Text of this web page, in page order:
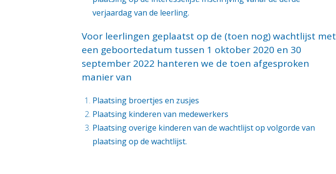
verjaardag van de leerling.
Voor leerlingen geplaatst op de (toen nog) wachtlijst met
een geboortedatum tussen 1 oktober 2020 en 30
september 2022 hanteren we de toen afgesproken
manier van
Plaatsing broertjes en zusjes
Plaatsing kinderen van medewerkers
Plaatsing overige kinderen van de wachtlijst op volgorde van
plaatsing op de wachtlijst.